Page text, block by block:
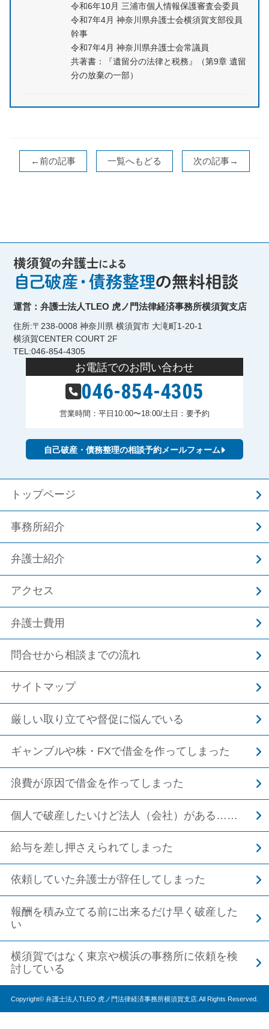
令和6年10月 三浦市個人情報保護審査会委員
令和7年4月 神奈川県弁護士会横須賀支部役員
幹事
令和7年4月 神奈川県弁護士会常議員
共著書：『遺留分の法律と税務』（第9章 遺留
分の放棄の一部）
←前の記事 一覧へもどる 次の記事→
運営：弁護士法人TLEO 虎ノ門法律経済事務所横須賀支店
住所:〒238-0008 神奈川県 横須賀市 大滝町1-20-1
横須賀CENTER COURT 2F
TEL:046-854-4305
お電話でのお問い合わせ
046-854-4305
営業時間：平日10:00〜18:00/土日：要予約
自己破産・債務整理の相談予約メールフォーム
トップページ
事務所紹介
弁護士紹介
アクセス
弁護士費用
問合せから相談までの流れ
サイトマップ
厳しい取り立てや督促に悩んでいる
ギャンブルや株・FXで借金を作ってしまった
浪費が原因で借金を作ってしまった
個人で破産したいけど法人（会社）がある……
給与を差し押さえられてしまった
依頼していた弁護士が辞任してしまった
報酬を積み立てる前に出来るだけ早く破産した
い
横須賀ではなく東京や横浜の事務所に依頼を検
討している
Copyright© 弁護士法人TLEO 虎ノ門法律経済事務所横須賀支店.All Rights Reserved.